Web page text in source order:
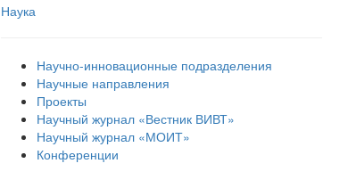
Наука
Научно-инновационные подразделения
Научные направления
Проекты
Научный журнал «Вестник ВИВТ»
Научный журнал «МОИТ»
Конференции